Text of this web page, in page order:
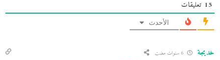
15 تعليقات
الأحدث
خديجة